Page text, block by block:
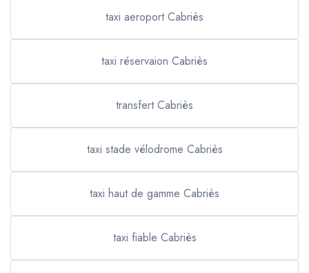
taxi aeroport Cabriès
taxi réservaion Cabriès
transfert Cabriès
taxi stade vélodrome Cabriès
taxi haut de gamme Cabriès
taxi fiable Cabriès